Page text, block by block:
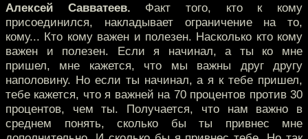
Алексей Савватеев. Факт того, кто к кому
присоединился, накладывает ограничение на то,
кому... Кто кому важен и полезен. Насколько кто кому
важен и полезен. Если я начинал, а ты ко мне
пришел, мне кажется, что мы важны друг другу
наполовину. Но если ты начинал, а я к тебе пришел,
тебе кажется, что я важней на 70 процентов против 30
процентов, чем ты. Получается, что нам важно в
среднем понять, сколько бы ты привнес мне